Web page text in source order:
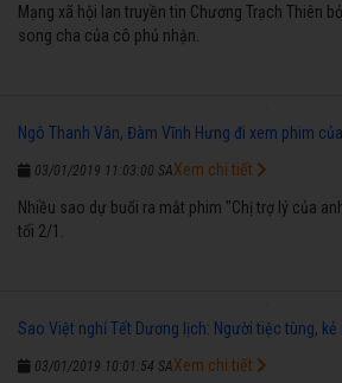
Mạng xã hội lan truyền tin Chương Trạch Thiên
song cha của cô phủ nhận.
Ngô Thanh Vân, Đàm Vĩnh Hưng đi xem phim
03/01/2019 11:03:00 SA
Nhiều sao dự buổi ra mắt phim "Chị trợ lý của
tối 2/1.
Xem chi tiết
Sao Việt nghỉ Tết Dương lịch: Người tiệc tùng, kẻ
03/01/2019 10:01:54 SAXem chi tiết